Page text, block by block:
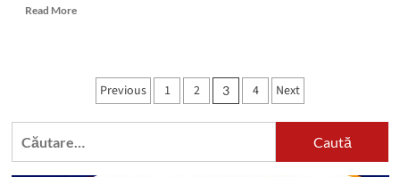
Read MoreRead
Esmahan
Sultan
din
Paginație
articole
Previous 1 2 3 4 Next
Caută